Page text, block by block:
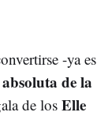
-ya es
de la
de losElle